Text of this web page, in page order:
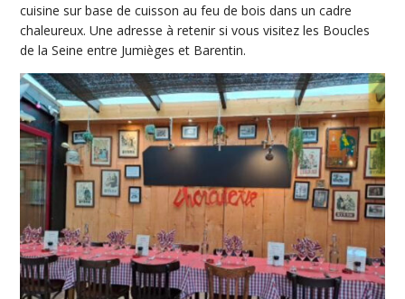
cuisine sur base de cuisson au feu de bois dans un cadre
chaleureux. Une adresse à retenir si vous visitez les Boucles
de la Seine entre Jumièges et Barentin.